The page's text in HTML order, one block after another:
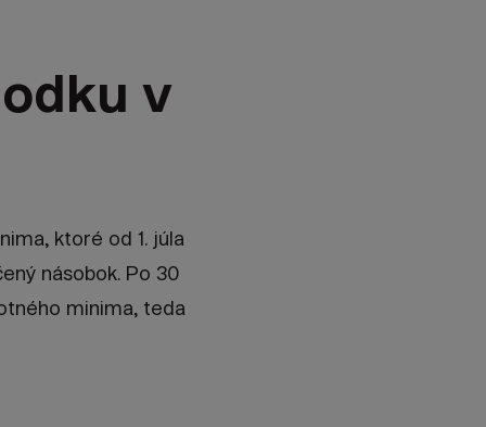
v
ktoré od 1. júla
násobok. Po 30
minima, teda